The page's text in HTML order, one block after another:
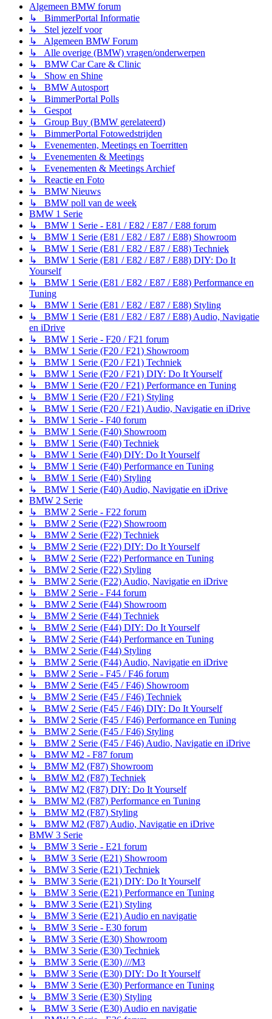
Algemeen BMW forum
↳ BimmerPortal Informatie
↳ Stel jezelf voor
↳ Algemeen BMW Forum
↳ Alle overige (BMW) vragen/onderwerpen
↳ BMW Car Care & Clinic
↳ Show en Shine
↳ BMW Autosport
↳ BimmerPortal Polls
↳ Gespot
↳ Group Buy (BMW gerelateerd)
↳ BimmerPortal Fotowedstrijden
↳ Evenementen, Meetings en Toerritten
↳ Evenementen & Meetings
↳ Evenementen & Meetings Archief
↳ Reactie en Foto
↳ BMW Nieuws
↳ BMW poll van de week
BMW 1 Serie
↳ BMW 1 Serie - E81 / E82 / E87 / E88 forum
↳ BMW 1 Serie (E81 / E82 / E87 / E88) Showroom
↳ BMW 1 Serie (E81 / E82 / E87 / E88) Techniek
↳ BMW 1 Serie (E81 / E82 / E87 / E88) DIY: Do It
Yourself
↳ BMW 1 Serie (E81 / E82 / E87 / E88) Performance en
Tuning
↳ BMW 1 Serie (E81 / E82 / E87 / E88) Styling
↳ BMW 1 Serie (E81 / E82 / E87 / E88) Audio, Navigatie
en iDrive
↳ BMW 1 Serie - F20 / F21 forum
↳ BMW 1 Serie (F20 / F21) Showroom
↳ BMW 1 Serie (F20 / F21) Techniek
↳ BMW 1 Serie (F20 / F21) DIY: Do It Yourself
↳ BMW 1 Serie (F20 / F21) Performance en Tuning
↳ BMW 1 Serie (F20 / F21) Styling
↳ BMW 1 Serie (F20 / F21) Audio, Navigatie en iDrive
↳ BMW 1 Serie - F40 forum
↳ BMW 1 Serie (F40) Showroom
↳ BMW 1 Serie (F40) Techniek
↳ BMW 1 Serie (F40) DIY: Do It Yourself
↳ BMW 1 Serie (F40) Performance en Tuning
↳ BMW 1 Serie (F40) Styling
↳ BMW 1 Serie (F40) Audio, Navigatie en iDrive
BMW 2 Serie
↳ BMW 2 Serie - F22 forum
↳ BMW 2 Serie (F22) Showroom
↳ BMW 2 Serie (F22) Techniek
↳ BMW 2 Serie (F22) DIY: Do It Yourself
↳ BMW 2 Serie (F22) Performance en Tuning
↳ BMW 2 Serie (F22) Styling
↳ BMW 2 Serie (F22) Audio, Navigatie en iDrive
↳ BMW 2 Serie - F44 forum
↳ BMW 2 Serie (F44) Showroom
↳ BMW 2 Serie (F44) Techniek
↳ BMW 2 Serie (F44) DIY: Do It Yourself
↳ BMW 2 Serie (F44) Performance en Tuning
↳ BMW 2 Serie (F44) Styling
↳ BMW 2 Serie (F44) Audio, Navigatie en iDrive
↳ BMW 2 Serie - F45 / F46 forum
↳ BMW 2 Serie (F45 / F46) Showroom
↳ BMW 2 Serie (F45 / F46) Techniek
↳ BMW 2 Serie (F45 / F46) DIY: Do It Yourself
↳ BMW 2 Serie (F45 / F46) Performance en Tuning
↳ BMW 2 Serie (F45 / F46) Styling
↳ BMW 2 Serie (F45 / F46) Audio, Navigatie en iDrive
↳ BMW M2 - F87 forum
↳ BMW M2 (F87) Showroom
↳ BMW M2 (F87) Techniek
↳ BMW M2 (F87) DIY: Do It Yourself
↳ BMW M2 (F87) Performance en Tuning
↳ BMW M2 (F87) Styling
↳ BMW M2 (F87) Audio, Navigatie en iDrive
BMW 3 Serie
↳ BMW 3 Serie - E21 forum
↳ BMW 3 Serie (E21) Showroom
↳ BMW 3 Serie (E21) Techniek
↳ BMW 3 Serie (E21) DIY: Do It Yourself
↳ BMW 3 Serie (E21) Performance en Tuning
↳ BMW 3 Serie (E21) Styling
↳ BMW 3 Serie (E21) Audio en navigatie
↳ BMW 3 Serie - E30 forum
↳ BMW 3 Serie (E30) Showroom
↳ BMW 3 Serie (E30) Techniek
↳ BMW 3 Serie (E30) ///M3
↳ BMW 3 Serie (E30) DIY: Do It Yourself
↳ BMW 3 Serie (E30) Performance en Tuning
↳ BMW 3 Serie (E30) Styling
↳ BMW 3 Serie (E30) Audio en navigatie